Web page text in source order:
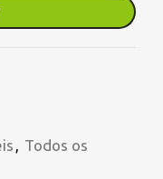
, Todos os